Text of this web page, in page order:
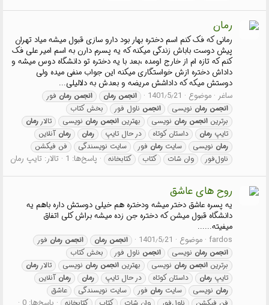
رمان
رمانی که فک کنم اسم دختره بهار بود دارو سازی قبول میشه میاد تهران
پیش دوست باباش زندگی میکنه که یه پسرم دارن به اسم امیر علی فک
کنم که تازه ام از خارج اومده ،بعد با یه دختره تو دانشگاه دوس میشه و
داداش دختره ازش خواستگاری میکنه این جواب منفی میده ولی
دوستش میکه که داداشش مریضه و بعدش به دلالیلی...
ساغر موضوع 1401٫5٫21 انجمن رمان انجمن رمان فور
انجمن رمان نویسی انجمن ناول فور
بخش کتاب
برترین انجمن رمان نویسی بهترین انجمن رمان نویسی تالار رمان
تایپ رمان داستان کوتاه در حال تایپ رمان رمان آنلاین
رمان نویسی سایت رمان فور سایت نویسندگی
فن فیکشن
ناول‌فور
وان شات کتاب کتابخانه پاسخ‌ها: 1 تالار: تایپ رمان
روح های عاشق
یه پسره عاشق دختر میشه ودختره هم خیلی دوستش داره باهم یه
دانشگاه قبول میشن که دختره جن زده میشه براش کلی اتفاق
میفیته......
fardos موضوع 1401٫5٫21 انجمن رمان انجمن رمان فور
انجمن رمان نویسی انجمن ناول فور
بخش کتاب
برترین انجمن رمان نویسی بهترین انجمن رمان نویسی تالار رمان
تایپ رمان داستان کوتاه در حال تایپ رمان رمان آنلاین
رمان نویسی سایت رمان فور سایت نویسندگی
عاشق
فن فیکشن
ناول‌فور وان شات کتاب کتابخانه